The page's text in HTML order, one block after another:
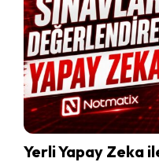
Yerli Yapay Zeka